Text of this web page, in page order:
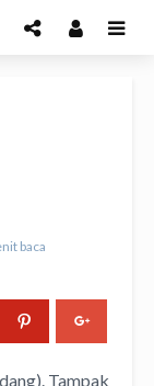
baca
Tampak